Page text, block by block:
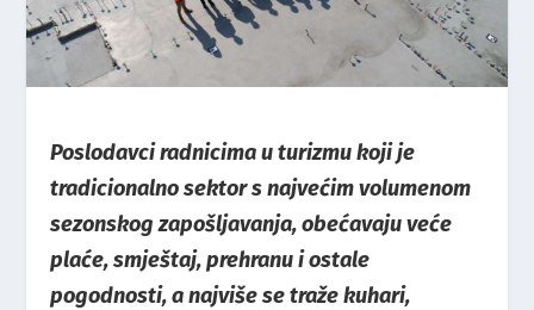
Poslodavci radnicima u turizmu koji je
tradicionalno sektor s najvećim volumenom
sezonskog zapošljavanja, obećavaju veće
plaće, smještaj, prehranu i ostale
pogodnosti, a najviše se traže kuhari,